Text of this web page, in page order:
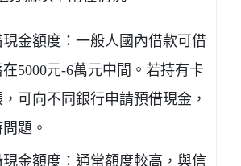
現金額度：一般人國內借款可借
5000元-6萬元中間。若持有卡
可向不同銀行申請預借現金，
題。
現金額度：通常額度較高，與信